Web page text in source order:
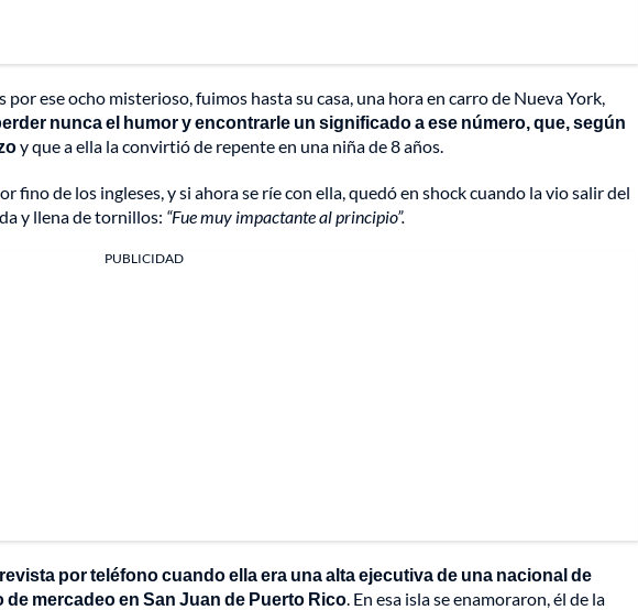
ese ocho misterioso, fuimos hasta su casa, una hora en carro de Nueva York,
nunca el humor y encontrarle un significado a ese número, que, según
y que a ella la convirtió de repente en una niña de 8 años.
fino de los ingleses, y si ahora se ríe con ella, quedó en shock cuando la vio salir del
y llena de tornillos: “Fue muy impactante al principio”.
PUBLICIDAD
por teléfono cuando ella era una alta ejecutiva de una nacional de
mercadeo en San Juan de Puerto Rico . En esa isla se enamoraron, él de la